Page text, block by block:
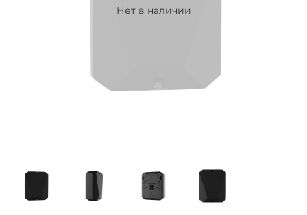
Нет в наличии